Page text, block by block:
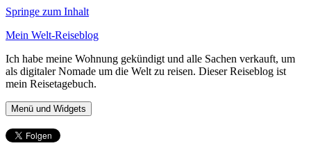
Springe zum Inhalt
Mein Welt-Reiseblog
Ich habe meine Wohnung gekündigt und alle Sachen verkauft, um
als digitaler Nomade um die Welt zu reisen. Dieser Reiseblog ist
mein Reisetagebuch.
Menü und Widgets